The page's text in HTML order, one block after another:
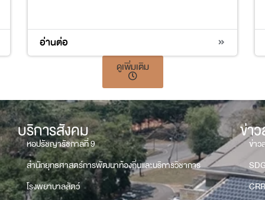
อ่านต่อ
ดูเพิ่มเติม
บริการสังคม
หอปรัชญารัชกาลที่ 9
สำนักยุทธศาสตร์การพัฒนาท้องถิ่นและบริการวิชาการ
โรงพยาบาลสัตว์
ข่า
ข่าว